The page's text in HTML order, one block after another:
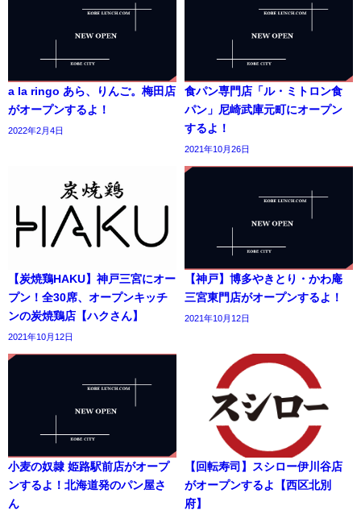
a la ringo あら、りんご。梅田店
がオープンするよ！
2022年2月4日
食パン専門店「ル・ミトロン食
パン」尼崎武庫元町にオープン
するよ！
2021年10月26日
【炭焼鶏HAKU】神戸三宮にオー
プン！全30席、オープンキッチ
ンの炭焼鶏店【ハクさん】
2021年10月12日
【神戸】博多やきとり・かわ庵
三宮東門店がオープンするよ！
2021年10月12日
小麦の奴隷 姫路駅前店がオープ
ンするよ！北海道発のパン屋さ
ん
【回転寿司】スシロー伊川谷店
がオープンするよ【西区北別
府】